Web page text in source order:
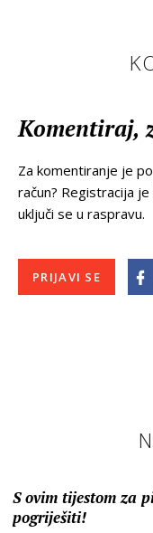
Komentiraj,
Za komentiranje je
račun? Registracija
uključi se u raspravu.
PRIJAVI SE
S ovim tijestom za
pogriješiti!